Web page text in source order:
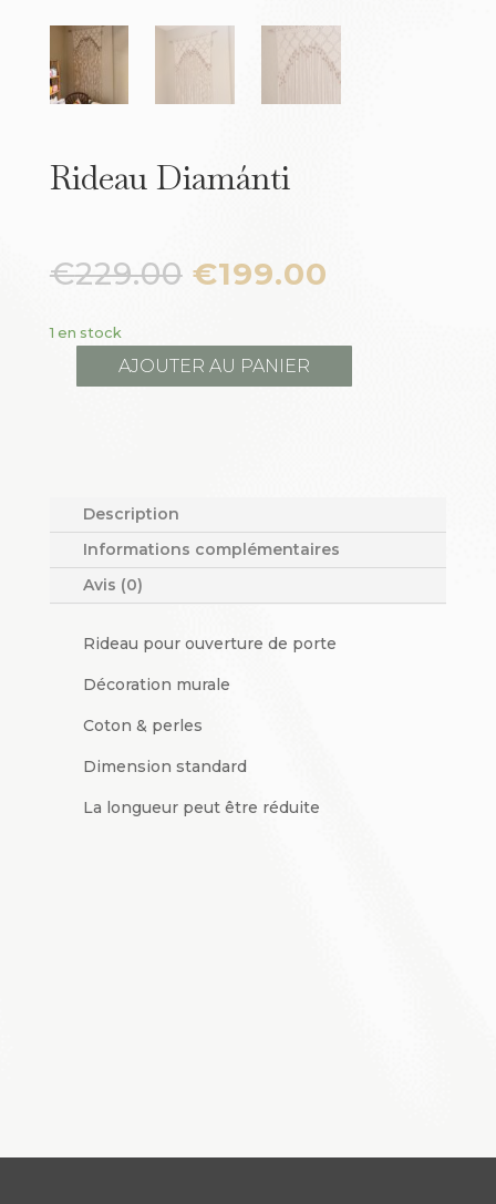
Rideau Diamánti
€229.00 €199.00
1 en stock
AJOUTER AU PANIER
Description
Informations complémentaires
Avis (0)
Rideau pour ouverture de porte
Décoration murale
Coton & perles
Dimension standard
La longueur peut être réduite